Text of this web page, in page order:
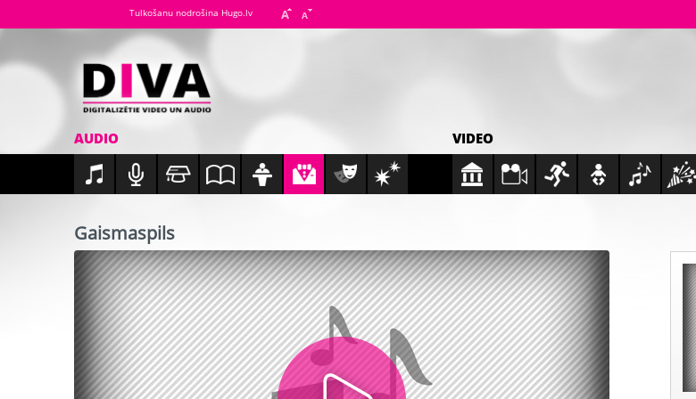
Tulkošanu nodrošina Hugo.lv
AUDIO VIDEO
Gaismaspils